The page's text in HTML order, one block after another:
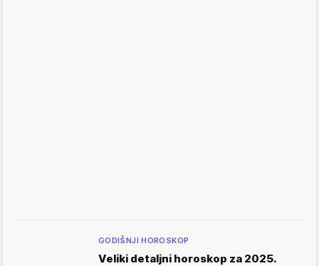
GODIŠNJI HOROSKOP
Veliki detaljni horoskop za 2025.